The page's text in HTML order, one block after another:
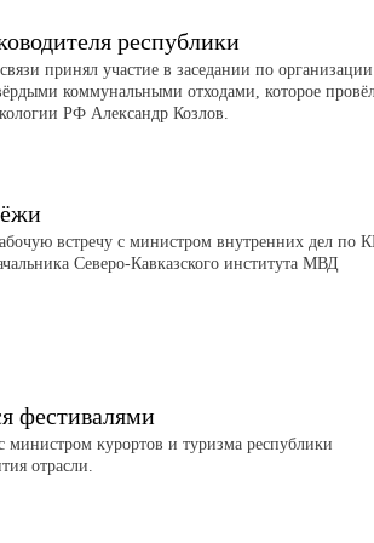
республики
принял участие в заседании по
коммунальными отходами, которое
РФ Александр Козлов.
встречу с министром внутренних дел по
Северо-Кавказского института МВД
фестивалями
министром курортов и туризма республики
отрасли.